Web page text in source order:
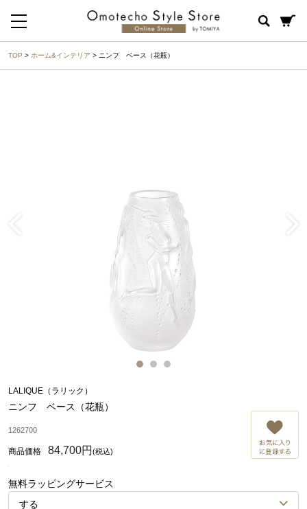
TOP > ホーム&インテリア > ニンフ ベース（花瓶）
LALIQUE（ラリック）
ニンフ ベース（花瓶）
1262700
84,700円 (税込)
無料ラッピングサービス